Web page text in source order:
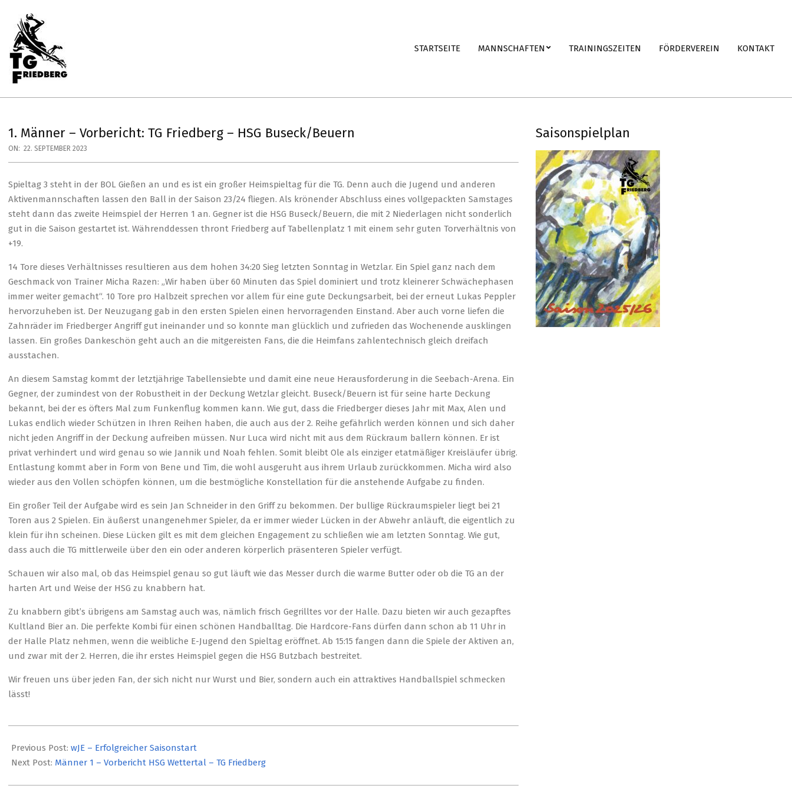
content
TG
HANDBALL
STARTSEITE MANNSCHAFTEN TRAININGSZEITEN FÖRDERVEREIN KONTAKT
1. Männer – Vorbericht: TG Friedberg – HSG Buseck/Beuern
ON: 22. SEPTEMBER 2023
Spieltag 3 steht in der BOL Gießen an und es ist ein großer Heimspieltag für die TG. Denn auch die Jugend und anderen
Aktivenmannschaften lassen den Ball in der Saison 23/24 fliegen. Als krönender Abschluss eines vollgepackten Samstages
steht dann das zweite Heimspiel der Herren 1 an. Gegner ist die HSG Buseck/Beuern, die mit 2 Niederlagen nicht sonderlich
gut in die Saison gestartet ist. Währenddessen thront Friedberg auf Tabellenplatz 1 mit einem sehr guten Torverhältnis von
+19.
14 Tore dieses Verhältnisses resultieren aus dem hohen 34:20 Sieg letzten Sonntag in Wetzlar. Ein Spiel ganz nach dem
Geschmack von Trainer Micha Razen: „Wir haben über 60 Minuten das Spiel dominiert und trotz kleinerer Schwächephasen
immer weiter gemacht“. 10 Tore pro Halbzeit sprechen vor allem für eine gute Deckungsarbeit, bei der erneut Lukas Peppler
hervorzuheben ist. Der Neuzugang gab in den ersten Spielen einen hervorragenden Einstand. Aber auch vorne liefen die
Zahnräder im Friedberger Angriff gut ineinander und so konnte man glücklich und zufrieden das Wochenende ausklingen
lassen. Ein großes Dankeschön geht auch an die mitgereisten Fans, die die Heimfans zahlentechnisch gleich dreifach
ausstachen.
An diesem Samstag kommt der letztjährige Tabellensiebte und damit eine neue Herausforderung in die Seebach-Arena. Ein
Gegner, der zumindest von der Robustheit in der Deckung Wetzlar gleicht. Buseck/Beuern ist für seine harte Deckung
bekannt, bei der es öfters Mal zum Funkenflug kommen kann. Wie gut, dass die Friedberger dieses Jahr mit Max, Alen und
Lukas endlich wieder Schützen in Ihren Reihen haben, die auch aus der 2. Reihe gefährlich werden können und sich daher
nicht jeden Angriff in der Deckung aufreiben müssen. Nur Luca wird nicht mit aus dem Rückraum ballern können. Er ist
privat verhindert und wird genau so wie Jannik und Noah fehlen. Somit bleibt Ole als einziger etatmäßiger Kreisläufer übrig.
Entlastung kommt aber in Form von Bene und Tim, die wohl ausgeruht aus ihrem Urlaub zurückkommen. Micha wird also
wieder aus den Vollen schöpfen können, um die bestmögliche Konstellation für die anstehende Aufgabe zu finden.
Ein großer Teil der Aufgabe wird es sein Jan Schneider in den Griff zu bekommen. Der bullige Rückraumspieler liegt bei 21
Toren aus 2 Spielen. Ein äußerst unangenehmer Spieler, da er immer wieder Lücken in der Abwehr anläuft, die eigentlich zu
klein für ihn scheinen. Diese Lücken gilt es mit dem gleichen Engagement zu schließen wie am letzten Sonntag. Wie gut,
dass auch die TG mittlerweile über den ein oder anderen körperlich präsenteren Spieler verfügt.
Schauen wir also mal, ob das Heimspiel genau so gut läuft wie das Messer durch die warme Butter oder ob die TG an der
harten Art und Weise der HSG zu knabbern hat.
Zu knabbern gibt’s übrigens am Samstag auch was, nämlich frisch Gegrilltes vor der Halle. Dazu bieten wir auch gezapftes
Kultland Bier an. Die perfekte Kombi für einen schönen Handballtag. Die Hardcore-Fans dürfen dann schon ab 11 Uhr in
der Halle Platz nehmen, wenn die weibliche E-Jugend den Spieltag eröffnet. Ab 15:15 fangen dann die Spiele der Aktiven an,
und zwar mit der 2. Herren, die ihr erstes Heimspiel gegen die HSG Butzbach bestreitet.
Wir freuen uns über jeden Fan, der sich nicht nur Wurst und Bier, sondern auch ein attraktives Handballspiel schmecken
lässt!
09-
22
Previous Post: wJE – Erfolgreicher Saisonstart
Next Post: Männer 1 – Vorbericht HSG Wettertal – TG Friedberg
Saisonspielplan